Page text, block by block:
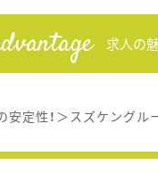
求人の
安定性！＞スズケングル